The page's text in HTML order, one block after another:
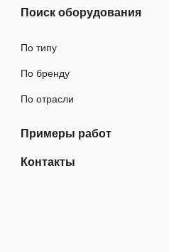
Поиск оборудования
По типу
По бренду
По отрасли
Примеры работ
Контакты